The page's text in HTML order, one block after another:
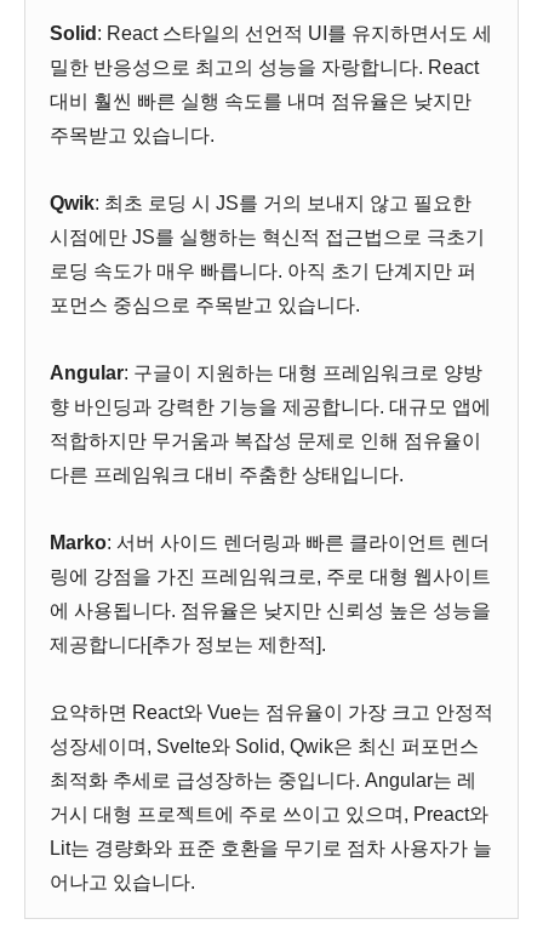
Solid : React 스타일의 선언적 UI를 유지하면서도 세
밀한 반응성으로 최고의 성능을 자랑합니다. React
대비 훨씬 빠른 실행 속도를 내며 점유율은 낮지만
주목받고 있습니다.
Qwik: 최초 로딩 시 JS를 거의 보내지 않고 필요한
시점에만 JS를 실행하는 혁신적 접근법으로 극초기
로딩 속도가 매우 빠릅니다. 아직 초기 단계지만 퍼
포먼스 중심으로 주목받고 있습니다.
Angular: 구글이 지원하는 대형 프레임워크로 양방
향 바인딩과 강력한 기능을 제공합니다. 대규모 앱에
적합하지만 무거움과 복잡성 문제로 인해 점유율이
다른 프레임워크 대비 주춤한 상태입니다.
Marko: 서버 사이드 렌더링과 빠른 클라이언트 렌더
링에 강점을 가진 프레임워크로, 주로 대형 웹사이트
에 사용됩니다. 점유율은 낮지만 신뢰성 높은 성능을
제공합니다[추가 정보는 제한적].
요약하면 React와 Vue는 점유율이 가장 크고 안정적
성장세이며, Svelte와 Solid, Qwik은 최신 퍼포먼스
최적화 추세로 급성장하는 중입니다. Angular는 레
거시 대형 프로젝트에 주로 쓰이고 있으며, Preact와
Lit는 경량화와 표준 호환을 무기로 점차 사용자가 늘
어나고 있습니다.